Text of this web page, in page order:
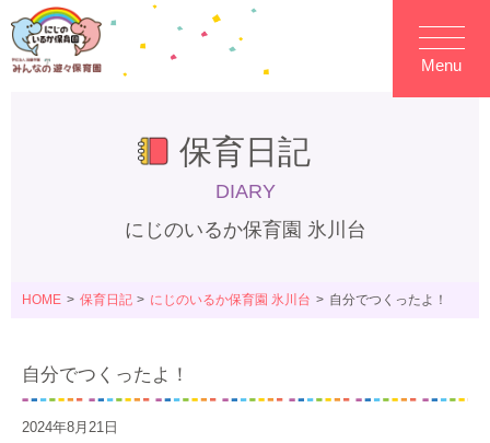
Menu
保育日記
DIARY
にじのいるか保育園 氷川台
HOME 保育日記 にじのいるか保育園 氷川台 自分でつくったよ！
自分でつくったよ！
2024年8月21日